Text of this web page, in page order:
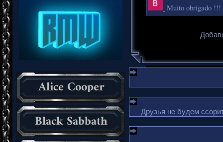
Muito obrigado !!!
Друзья не будем